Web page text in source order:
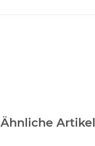
Ähnliche Artikel